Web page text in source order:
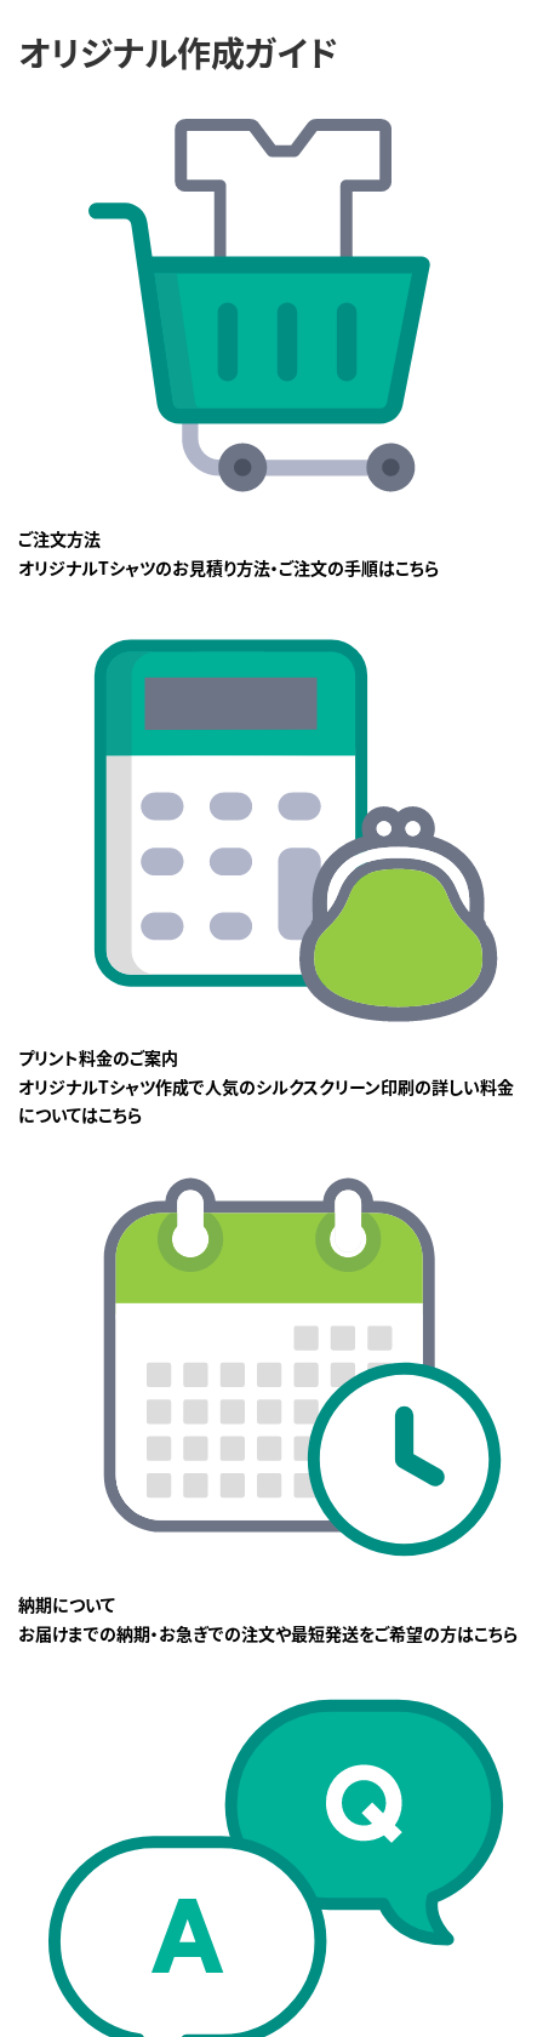
オリジナル作成ガイド
ご注文方法
オリジナルTシャツのお見積り方法・ご注文の手順はこちら
プリント料金のご案内
オリジナルTシャツ作成で人気のシルクスクリーン印刷の詳しい料金
についてはこちら
納期について
お届けまでの納期・お急ぎでの注文や最短発送をご希望の方はこちら